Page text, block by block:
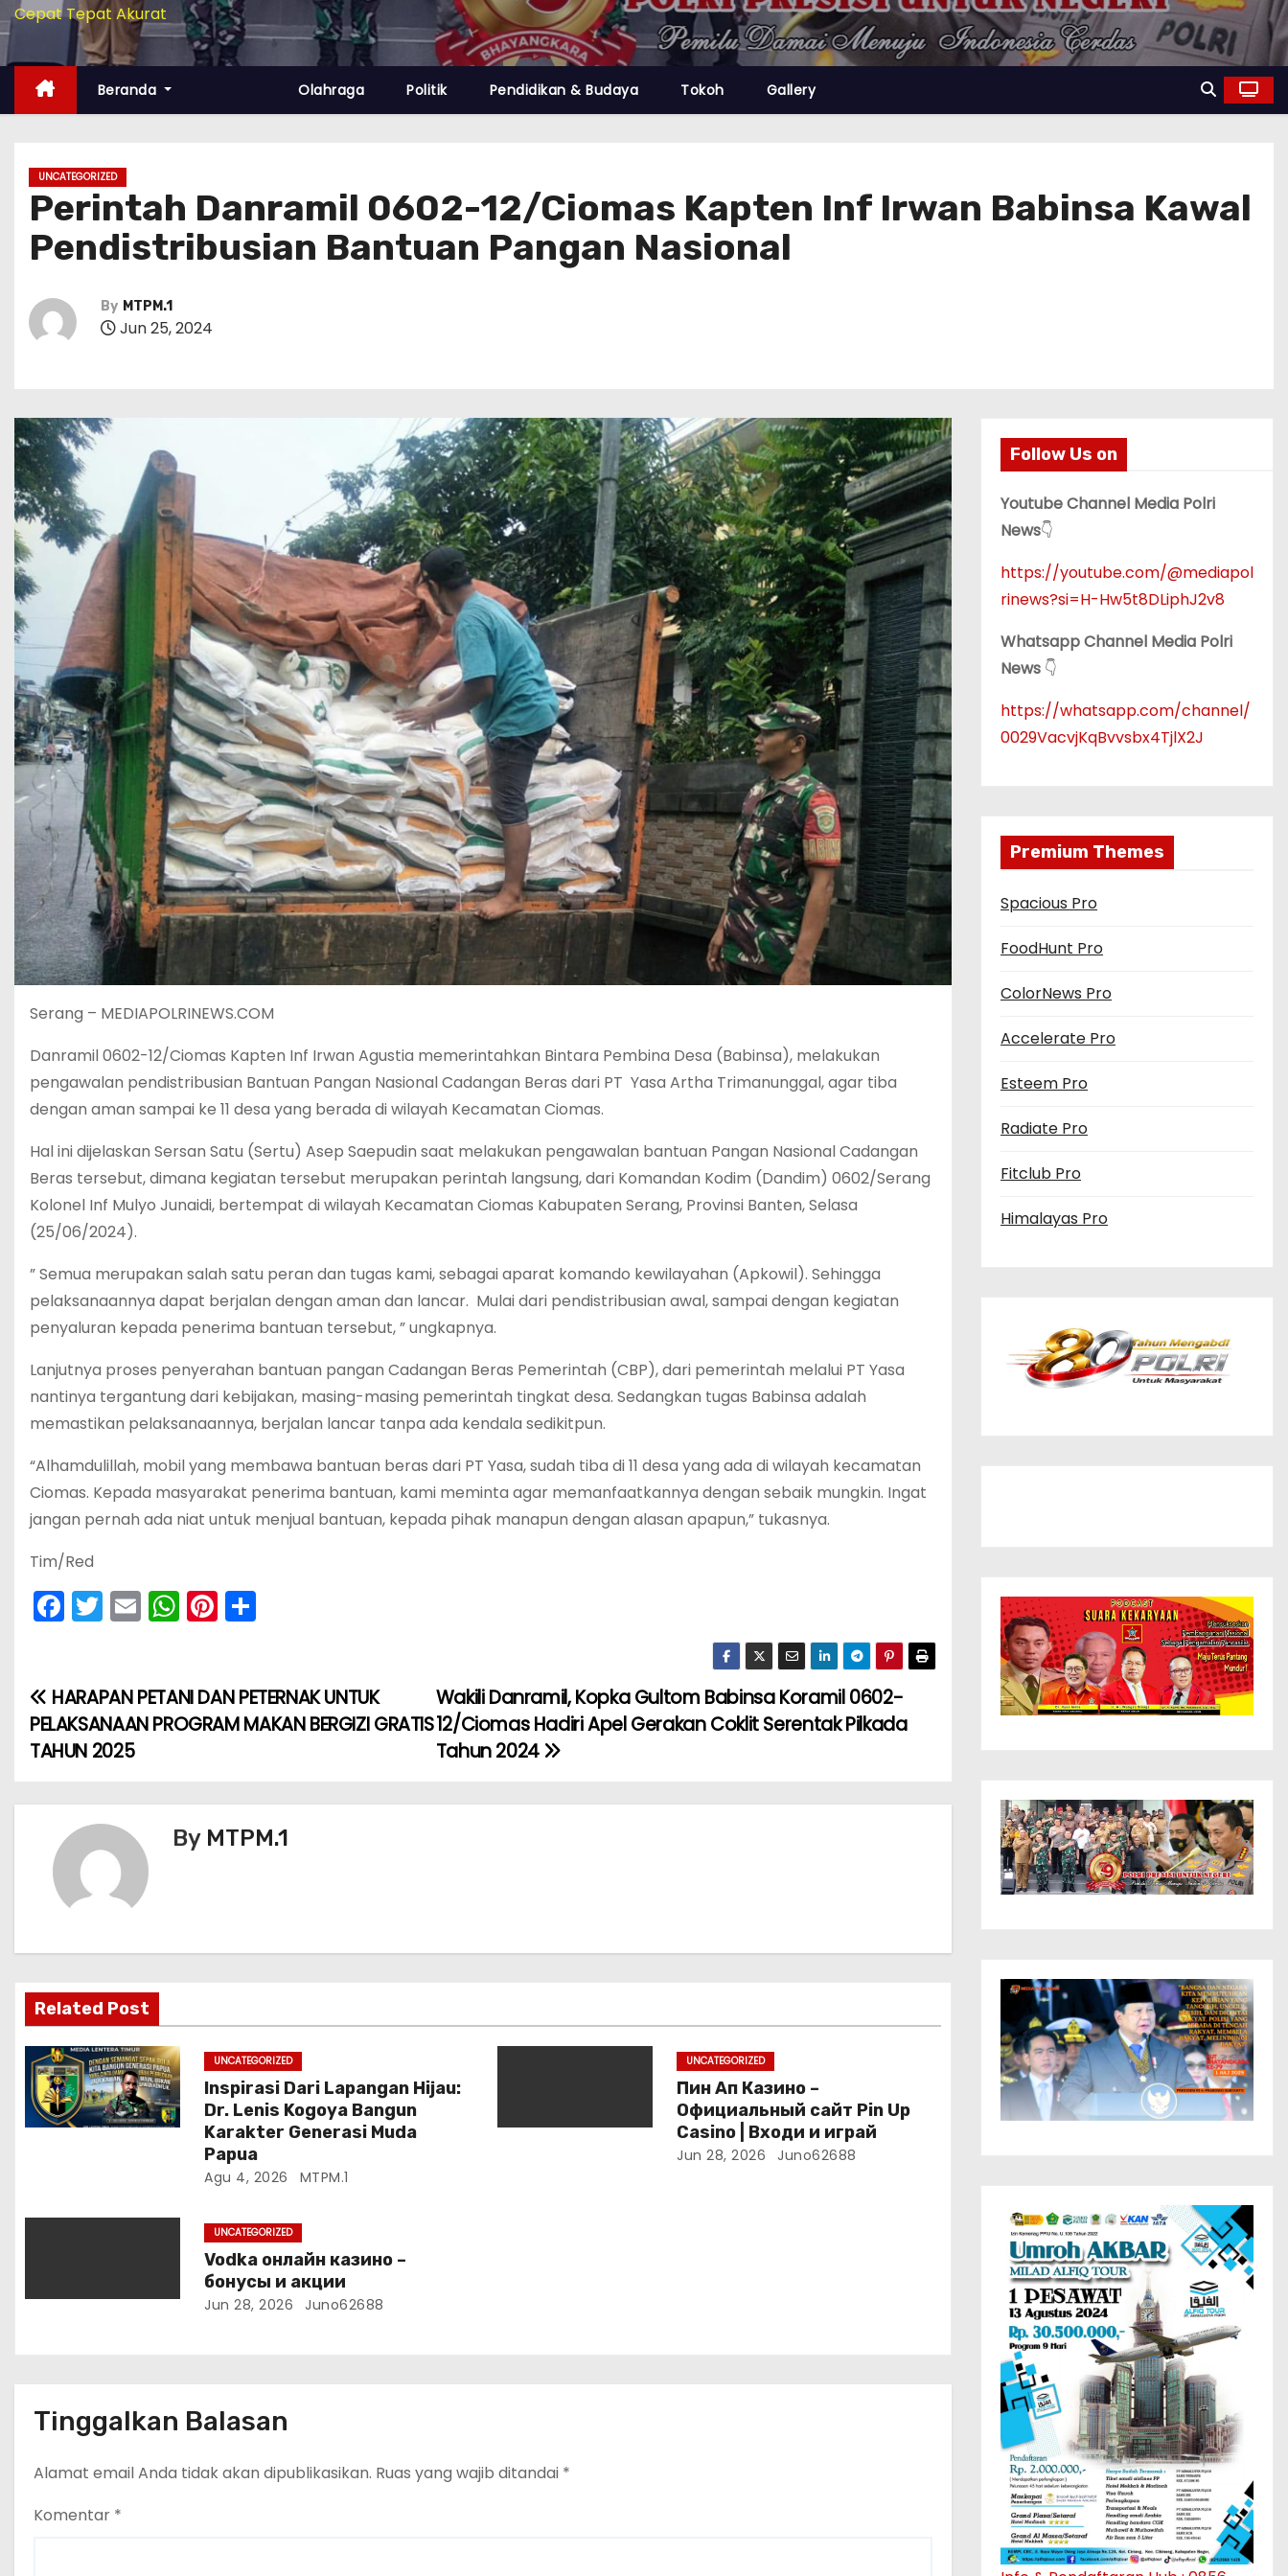
Cepat Tepat Akurat
Beranda Olahraga Politik Pendidikan & Budaya Tokoh Gallery
UNCATEGORIZED
Perintah Danramil 0602-12/Ciomas Kapten Inf Irwan Babinsa Kawal
Pendistribusian Bantuan Pangan Nasional
By MTPM.1
Jun 25, 2024
Serang – MEDIAPOLRINEWS.COM
Danramil 0602-12/Ciomas Kapten Inf Irwan Agustia memerintahkan Bintara Pembina Desa (Babinsa), melakukan
pengawalan pendistribusian Bantuan Pangan Nasional Cadangan Beras dari PT Yasa Artha Trimanunggal, agar tiba
dengan aman sampai ke 11 desa yang berada di wilayah Kecamatan Ciomas.
Hal ini dijelaskan Sersan Satu (Sertu) Asep Saepudin saat melakukan pengawalan bantuan Pangan Nasional Cadangan
Beras tersebut, dimana kegiatan tersebut merupakan perintah langsung, dari Komandan Kodim (Dandim) 0602/Serang
Kolonel Inf Mulyo Junaidi, bertempat di wilayah Kecamatan Ciomas Kabupaten Serang, Provinsi Banten, Selasa
(25/06/2024).
” Semua merupakan salah satu peran dan tugas kami, sebagai aparat komando kewilayahan (Apkowil). Sehingga
pelaksanaannya dapat berjalan dengan aman dan lancar. Mulai dari pendistribusian awal, sampai dengan kegiatan
penyaluran kepada penerima bantuan tersebut, ” ungkapnya.
Lanjutnya proses penyerahan bantuan pangan Cadangan Beras Pemerintah (CBP), dari pemerintah melalui PT Yasa
nantinya tergantung dari kebijakan, masing-masing pemerintah tingkat desa. Sedangkan tugas Babinsa adalah
memastikan pelaksanaannya, berjalan lancar tanpa ada kendala sedikitpun.
“Alhamdulillah, mobil yang membawa bantuan beras dari PT Yasa, sudah tiba di 11 desa yang ada di wilayah kecamatan
Ciomas. Kepada masyarakat penerima bantuan, kami meminta agar memanfaatkannya dengan sebaik mungkin. Ingat
jangan pernah ada niat untuk menjual bantuan, kepada pihak manapun dengan alasan apapun,” tukasnya.
Tim/Red
F
a
e
b
o
k
T
w
er
E
m
l
W
h
ts
A
Pi
nt
e
st
e
N
a
s
i
p
o
s
Wakili Danramil, Kopka Gultom Babinsa Koramil 0602-
12/Ciomas Hadiri Apel Gerakan Coklit Serentak Pilkada
Tahun 2024
HARAPAN PETANI DAN PETERNAK UNTUK
PELAKSANAAN PROGRAM MAKAN BERGIZI GRATIS
TAHUN 2025
By MTPM.1
Related Post
UNCATEGORIZED
Inspirasi Dari Lapangan Hijau:
Dr. Lenis Kogoya Bangun
Karakter Generasi Muda
Papua
Agu 4, 2026 MTPM.1
UNCATEGORIZED
Пин Ап Казино –
Официальный сайт Pin Up
Casino | Входи и играй
Jun 28, 2026 Juno62688
UNCATEGORIZED
Vodka онлайн казино –
бонусы и акции
Jun 28, 2026 Juno62688
Tinggalkan Balasan
Alamat email Anda tidak akan dipublikasikan. Ruas yang wajib ditandai *
Komentar *
Follow Us on
Youtube Channel Media Polri
News👇
https://youtube.com/@mediapol
rinews?si=H-Hw5t8DLiphJ2v8
Whatsapp Channel Media Polri
News 👇
https://whatsapp.com/channel/
0029VacvjKqBvvsbx4TjlX2J
Premium Themes
Spacious Pro
FoodHunt Pro
ColorNews Pro
Accelerate Pro
Esteem Pro
Radiate Pro
Fitclub Pro
Himalayas Pro